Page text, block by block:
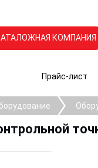
КОМПАНИЯ
Прайс-лист